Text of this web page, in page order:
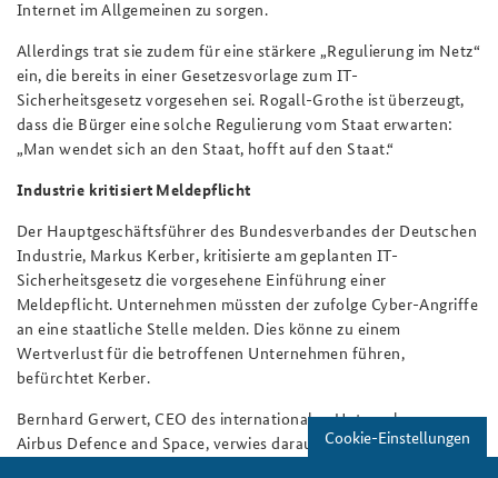
Internet im Allgemeinen zu sorgen.
Allerdings trat sie zudem für eine stärkere „Regulierung im Netz“
ein, die bereits in einer Gesetzesvorlage zum IT-
Sicherheitsgesetz vorgesehen sei. Rogall-Grothe ist überzeugt,
dass die Bürger eine solche Regulierung vom Staat erwarten:
„Man wendet sich an den Staat, hofft auf den Staat.“
Industrie kritisiert Meldepflicht
Der Hauptgeschäftsführer des Bundesverbandes der Deutschen
Industrie, Markus Kerber, kritisierte am geplanten IT-
Sicherheitsgesetz die vorgesehene Einführung einer
Meldepflicht. Unternehmen müssten der zufolge Cyber-Angriffe
an eine staatliche Stelle melden. Dies könne zu einem
Wertverlust für die betroffenen Unternehmen führen,
befürchtet Kerber.
Bernhard Gerwert, CEO des internationalen Unternehmens
Airbus Defence and Space, verwies darauf, dass Cyber-
Cookie-Einstellungen